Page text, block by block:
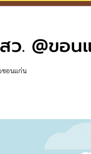
ว. @ขอน
ขอนแก่น